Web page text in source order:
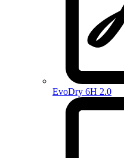
EvoDry 6H 2.0